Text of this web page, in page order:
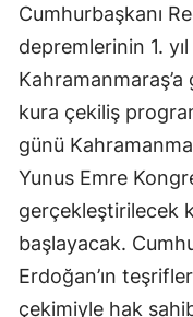
Cumhurbaşkanı
depremlerinin 1.
kura çekiliş
günü
Yunus Emre
gerçekleştirilecek
başlayacak.
Erdoğan’ın
çekimiyle hak